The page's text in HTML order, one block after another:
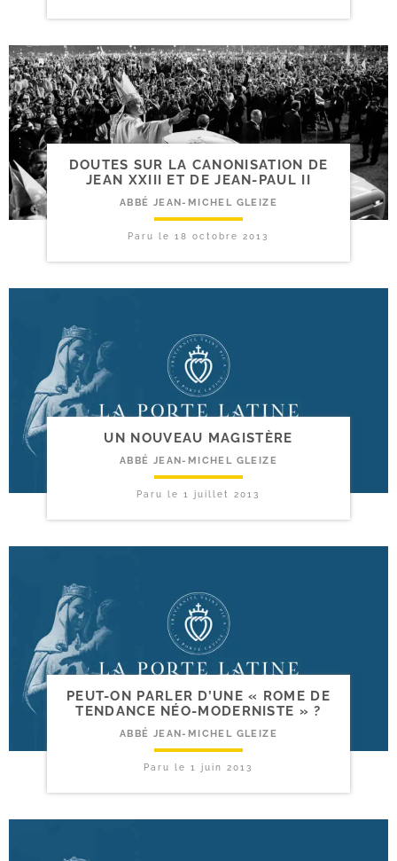
DOUTES SUR LA CANONISATION DE
JEAN XXIII ET DE JEAN-​PAUL II
ABBÉ JEAN-MICHEL GLEIZE
Paru le18 octobre 2013
UN NOUVEAU MAGISTÈRE
ABBÉ JEAN-MICHEL GLEIZE
Paru le1 juillet 2013
PEUT-​ON PARLER D’UNE « ROME DE
TENDANCE NÉO-MODERNISTE » ?
ABBÉ JEAN-MICHEL GLEIZE
Paru le1 juin 2013